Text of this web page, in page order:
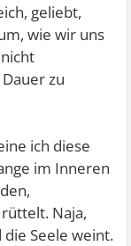
geliebt,
wie wir uns
zu
ich diese
im Inneren
Naja,
Seele weint.